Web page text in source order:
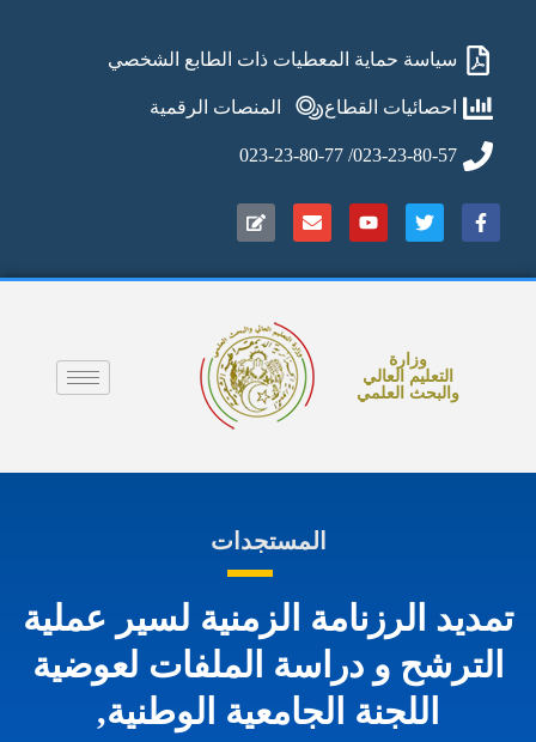
سياسة حماية المعطيات ذات الطابع الشخصي
احصائيات القطاع المنصات الرقمية
023-23-80-57/ 023-23-80-77
وزارة
التعليم العالي
والبحث العلمي
المستجدات
تمديد الرزنامة الزمنية لسير عملية
الترشح و دراسة الملفات لعوضية
اللجنة الجامعية الوطنية,